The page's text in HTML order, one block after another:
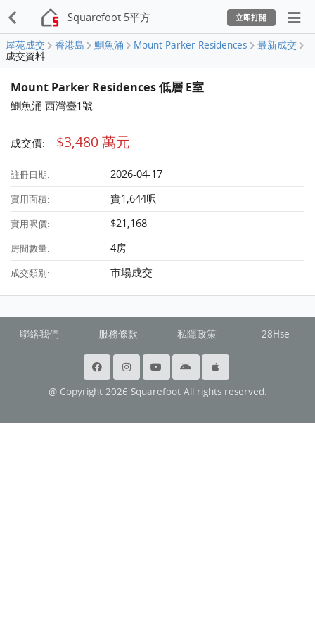
Squarefoot 5平方 立即打開
屋苑成交 香港島 鰂魚涌 Mount Parker Residences
最新成交
成交資料
Mount Parker Residences 低層 E室
鰂魚涌 西灣臺1號
成交價: $3,480 萬元
註冊日期: 2026-04-17
實用面積: 實1,644呎
實用呎價: $21,168
房間數量: 4房
成交類別: 市場成交
聯絡我們 服務條款 私隱政策 28Hse
@ Copyright 2026 Squarefoot All rights reserved.